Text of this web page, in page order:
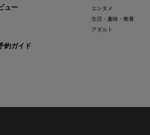
ュー
約ガイド
エンタメ
生活・趣味・教養
アダルト